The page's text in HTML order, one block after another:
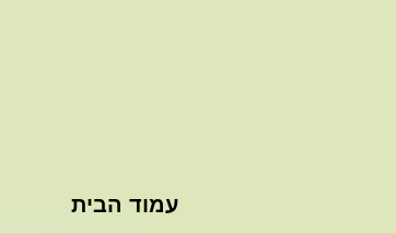
עמוד הבית